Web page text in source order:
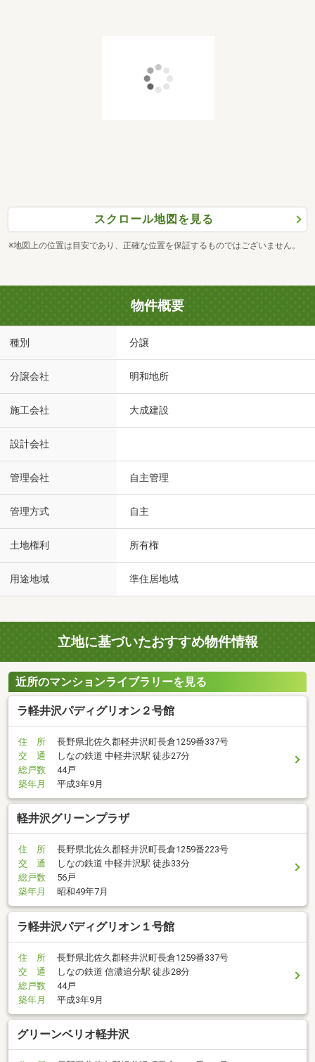
スクロール地図を見る
※地図上の位置は目安であり、正確な位置を保証するものではございません。
物件概要
種別 分譲
分譲会社 明和地所
施工会社 大成建設
設計会社
管理会社 自主管理
管理方式 自主
土地権利 所有権
用途地域 準住居地域
立地に基づいたおすすめ物件情報
近所のマンションライブラリーを見る
ラ軽井沢パディグリオン２号館
住 所
長野県北佐久郡軽井沢町長倉1259番337号
交 通
しなの鉄道 中軽井沢駅 徒歩27分
総戸数
44戸
築年月
平成3年9月
軽井沢グリーンプラザ
住 所
長野県北佐久郡軽井沢町長倉1259番223号
交 通
しなの鉄道 中軽井沢駅 徒歩33分
総戸数
56戸
築年月
昭和49年7月
ラ軽井沢パディグリオン１号館
住 所
長野県北佐久郡軽井沢町長倉1259番337号
交 通
しなの鉄道 信濃追分駅 徒歩28分
総戸数
44戸
築年月
平成3年9月
グリーンベリオ軽井沢